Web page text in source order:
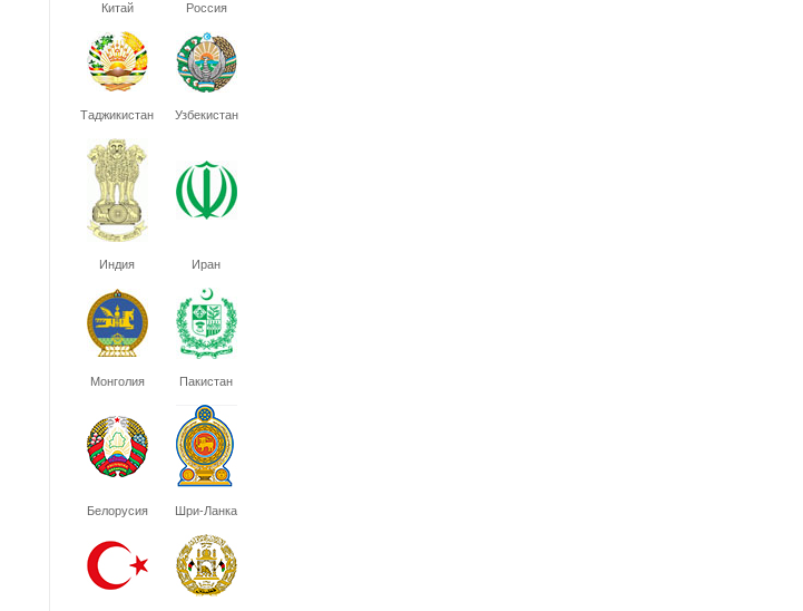
Китай Россия
Таджикистан Узбекистан
Индия Иран
Монголия Пакистан
Белорусия Шри-Ланка